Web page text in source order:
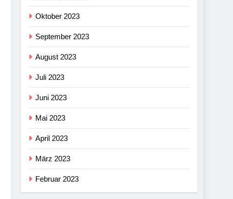
Oktober 2023
September 2023
August 2023
Juli 2023
Juni 2023
Mai 2023
April 2023
März 2023
Februar 2023